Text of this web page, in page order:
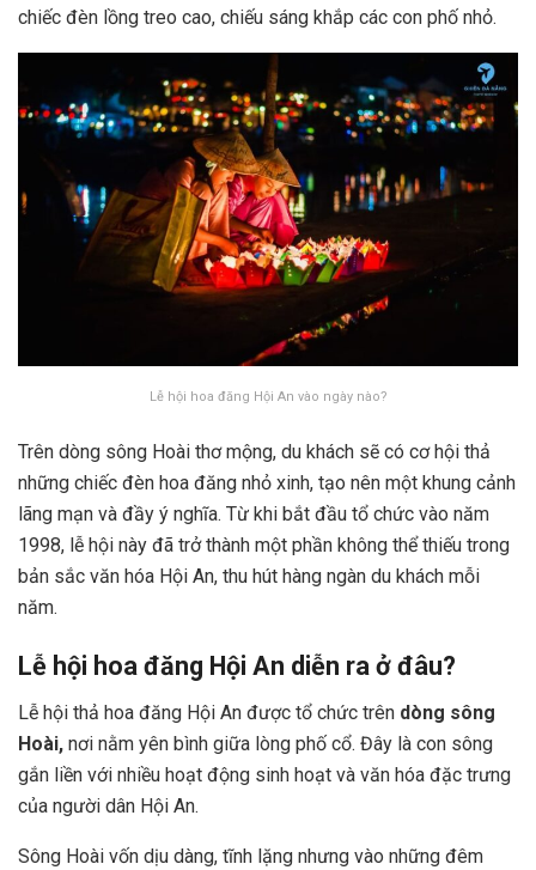
chiếc đèn lồng treo cao, chiếu sáng khắp các con phố nhỏ.
Lễ hội hoa đăng Hội An vào ngày nào?
Trên dòng sông Hoài thơ mộng, du khách sẽ có cơ hội thả
những chiếc đèn hoa đăng nhỏ xinh, tạo nên một khung cảnh
lãng mạn và đầy ý nghĩa. Từ khi bắt đầu tổ chức vào năm
1998, lễ hội này đã trở thành một phần không thể thiếu trong
bản sắc văn hóa Hội An, thu hút hàng ngàn du khách mỗi
năm.
Lễ hội hoa đăng Hội An diễn ra ở đâu?
Lễ hội thả hoa đăng Hội An được tổ chức trên dòng sông
Hoài, nơi nằm yên bình giữa lòng phố cổ. Đây là con sông
gắn liền với nhiều hoạt động sinh hoạt và văn hóa đặc trưng
của người dân Hội An.
Sông Hoài vốn dịu dàng, tĩnh lặng nhưng vào những đêm